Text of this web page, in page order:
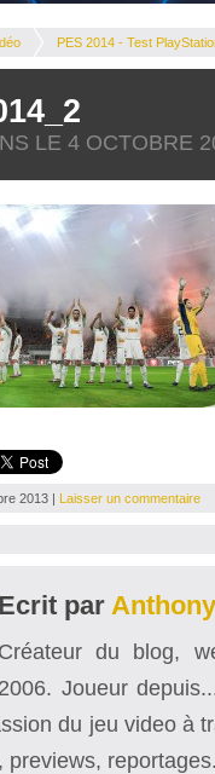
PES 2014 - Test
LE 4 OCTOBRE
2013 | Laisser un commentaire
Ecrit par
Créateur du blog,
2006. Joueur
du jeu video à
previews,